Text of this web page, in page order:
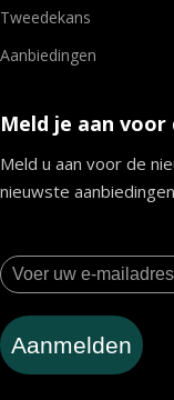
Tweedekans
Aanbiedingen
Meld je aan
Meld u aan voor de
nieuwste
Aanmelden